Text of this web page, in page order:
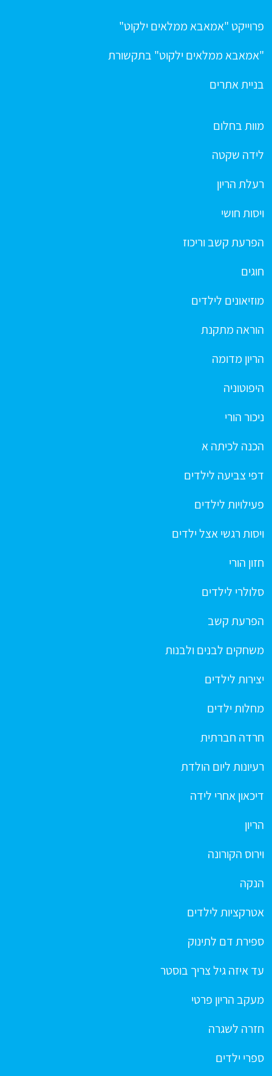
פרוייקט "אמאבא ממלאים ילקוט"
"אמאבא ממלאים ילקוט" בתקשורת
בניית אתרים
מוות בחלום
לידה שקטה
רעלת הריון
ויסות חושי
הפרעת קשב וריכוז
חוגים
מוזיאונים לילדים
הוראה מתקנת
הריון מדומה
היפוטוניה
ניכור הורי
הכנה לכיתה א
דפי צביעה לילדים
פעילויות לילדים
ויסות רגשי אצל ילדים
חזון הורי
סלולרי לילדים
הפרעת קשב
משחקים לבנים ולבנות
יצירות לילדים
מחלות ילדים
חרדה חברתית
רעיונות ליום הולדת
דיכאון אחרי לידה
הריון
וירוס הקורונה
הנקה
אטרקציות לילדים
ספירת דם לתינוק
עד איזה גיל צריך בוסטר
מעקב הריון פרטי
חזרה לשגרה
ספרי ילדים